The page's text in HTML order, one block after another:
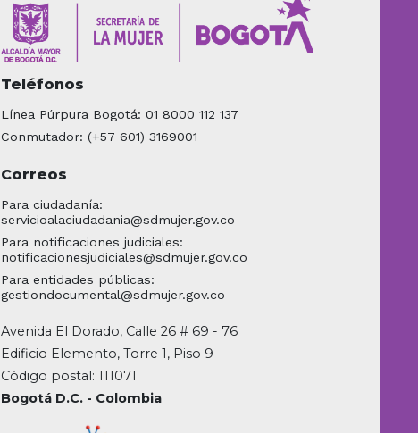
Teléfonos
Línea Púrpura Bogotá: 01 8000 112 137
Conmutador: (+57 601) 3169001
Correos
Para ciudadanía:
servicioalaciudadania@sdmujer.gov.co
Para notificaciones judiciales:
notificacionesjudiciales@sdmujer.gov.co
Para entidades públicas:
gestiondocumental@sdmujer.gov.co
Avenida El Dorado, Calle 26 # 69 - 76
Edificio Elemento, Torre 1, Piso 9
Código postal: 111071
Bogotá D.C. - Colombia